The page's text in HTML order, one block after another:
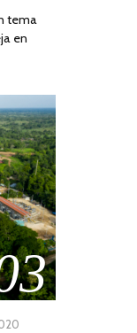
DE
2022
tema
en